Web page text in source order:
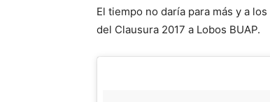
El tiempo no daría para más y a
del Clausura 2017 a Lobos BUAP.